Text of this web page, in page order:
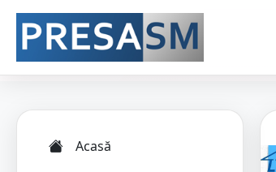
Acasă